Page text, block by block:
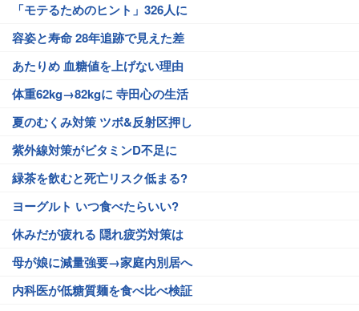
「モテるためのヒント」326人に
容姿と寿命 28年追跡で見えた差
あたりめ 血糖値を上げない理由
体重62kg→82kgに 寺田心の生活
夏のむくみ対策 ツボ&反射区押し
紫外線対策がビタミンD不足に
緑茶を飲むと死亡リスク低まる?
ヨーグルト いつ食べたらいい?
休みだが疲れる 隠れ疲労対策は
母が娘に減量強要→家庭内別居へ
内科医が低糖質麺を食べ比べ検証